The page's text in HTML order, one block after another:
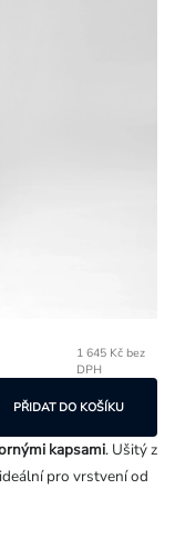
1 645 Kč bez
DPH
PŘIDAT DO KOŠÍKU
kapsami. Ušitý z
pro vrstvení od